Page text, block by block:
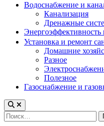
Водоснабжение и
Канализация
Дренажные
Энергоэффективность
Установка и ремонт
Домашние
Разное
Полезное
Газоснабжение и
Найти: